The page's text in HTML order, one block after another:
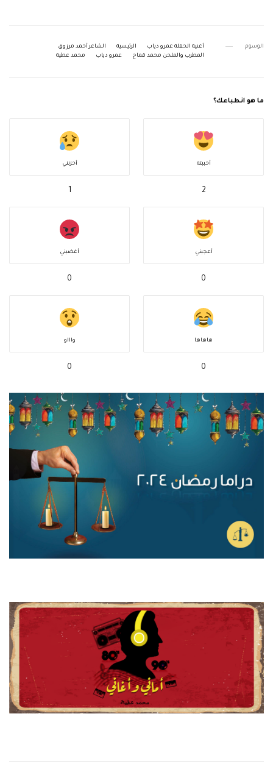
الوسوم أغنية الحفلة عمرو دياب الرئيسية
الشاعر أحمد مرزوق
المطرب والملحن محمد قماح
عمرو دياب محمد عطية
ما هو انطباعك؟
أحببته
2
أحزنني
1
أعجبني
0
أغضبني
0
هاهاها
0
واااو
0